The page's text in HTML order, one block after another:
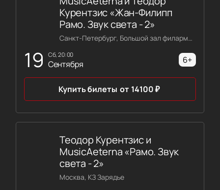
19 сб, 20:00
Сентября
Курентзис «Жан-Филипп
Рамо. Звук света - 2»
Санкт-Петербург, Большой зал филармонии имени Шостаковича
6+
Купить билеты от 14100₽
Теодор Курентзис и
MusicAeterna «Рамо. Звук
света - 2»
Москва, КЗ Зарядье